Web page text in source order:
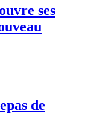
ses
de